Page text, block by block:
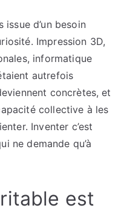
issue d’un besoin
Impression 3D,
informatique
autrefois
concrètes, et
collective à les
Inventer c’est
ne demande qu’à
est